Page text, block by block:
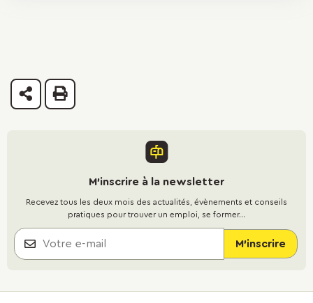
PartagerImprimer
M'inscrire à la newsletter
Recevez tous les deux mois des actualités, évènements et conseils
pratiques pour trouver un emploi, se former...